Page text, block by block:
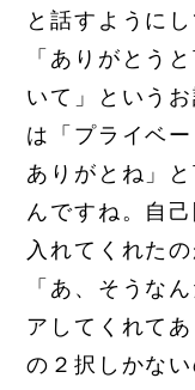
と話すように
「ありがとう
いて」という
は「プライベ
ありがとね」
んですね。自
入れてくれた
「あ、そうな
アしてくれて
の２択しかな